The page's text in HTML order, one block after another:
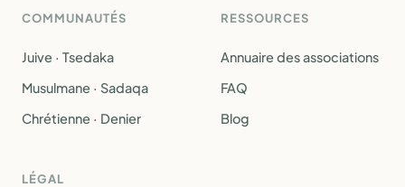
COMMUNAUTÉS
Juive · Tsedaka
Musulmane · Sadaqa
Chrétienne · Denier
RESSOURCES
Annuaire des associations
FAQ
Blog
LÉGAL